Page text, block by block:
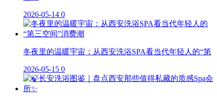
2026-05-14 0
冬夜里的温暖宇宙：从西安洗浴SPA看当代年轻人的“第
2026-05-15 0